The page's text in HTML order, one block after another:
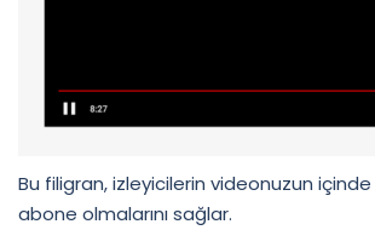
Bu filigran, izleyicilerin videonuzun içinde
abone olmalarını sağlar.